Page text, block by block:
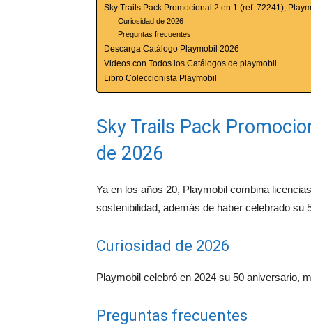
Sky Trails Pack Promocional 2 en 1 (ref. 72241),
Curiosidad de 2026
Preguntas frecuentes
Descarga Catálogo Playmobil 2026
Videos con Todos los Catálogos de playmobil
Libro Coleccionista Playmobil
Sky Trails Pack
de 2026
Ya en los años 20, Playmobil combina
sostenibilidad, además de haber celebrado su
Curiosidad de 2026
Playmobil celebró en 2024 su 50 aniversario,
Preguntas frecuentes